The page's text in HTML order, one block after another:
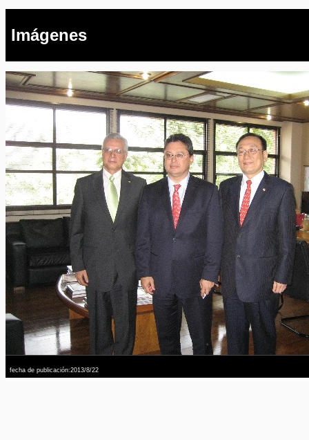
Imágenes
fecha de publicación:2013/8/22